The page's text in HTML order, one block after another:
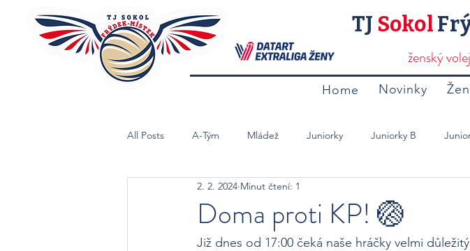
TJ Sokol
ženský
Home Novinky
All Posts A-Tým Mládež Juniorky Juniorky B
Starší Žačky B Mladší Žačky
Doma proti KP! 🏐
2. 2. 2024 Minut čtení: 1
Již dnes od 17:00 čeká naše hráčky velmi